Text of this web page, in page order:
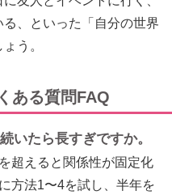
、といった「自分の世界
う。
ある質問FAQ
いたら長すぎですか。
超えると関係性が固定化
方法1〜4を試し、半年を